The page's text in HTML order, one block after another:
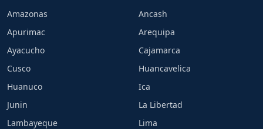
Amazonas
Ancash
Apurimac
Arequipa
Ayacucho
Cajamarca
Cusco
Huancavelica
Huanuco
Ica
Junin
La Libertad
Lambayeque
Lima